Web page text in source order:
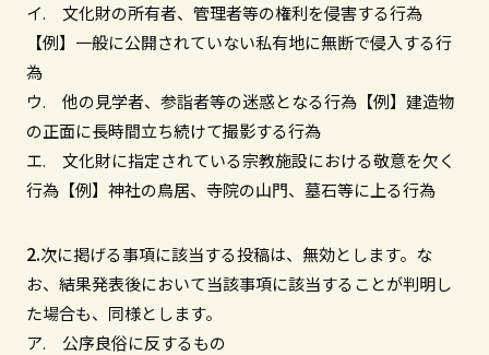
イ. 文化財の所有者、管理者等の権利を侵害する行為
【例】一般に公開されていない私有地に無断で侵入する行
為
ウ. 他の見学者、参詣者等の迷惑となる行為【例】建造物
の正面に長時間立ち続けて撮影する行為
エ. 文化財に指定されている宗教施設における敬意を欠く
行為【例】神社の鳥居、寺院の山門、墓石等に上る行為
次に掲げる事項に該当する投稿は、無効とします。な
お、結果発表後において当該事項に該当することが判明し
た場合も、同様とします。
ア. 公序良俗に反するもの